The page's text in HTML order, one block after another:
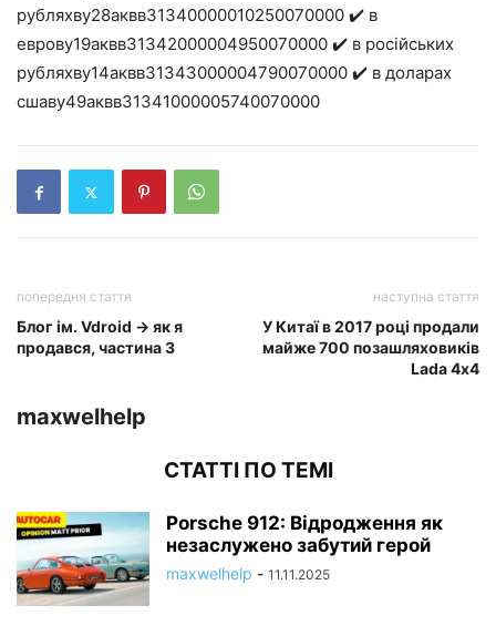
рубляхву28аквв31340000010250070000 ✔️ в
еврову19аквв31342000004950070000 ✔️ в російських
рубляхву14аквв31343000004790070000 ✔️ в доларах
сшаву49аквв31341000005740070000
попередня стаття
Блог ім. Vdroid → як я
продався, частина 3
наступна стаття
У Китаї в 2017 році продали
майже 700 позашляховиків
Lada 4х4
maxwelhelp
СТАТТІ ПО ТЕМІ
Porsche 912: Відродження як
незаслужено забутий герой
maxwelhelp - 11.11.2025